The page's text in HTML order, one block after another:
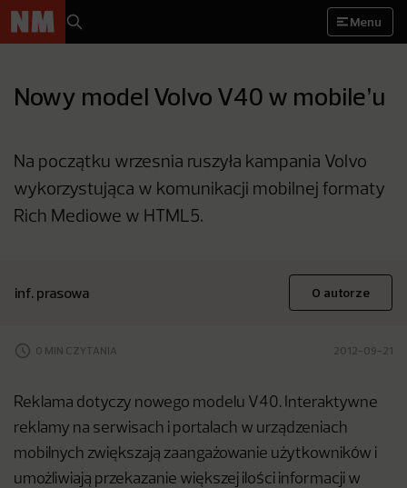
Menu
Nowy model Volvo V40 w mobile’u
Na początku wrzesnia ruszyła kampania Volvo
wykorzystująca w komunikacji mobilnej formaty
Rich Mediowe w HTML5.
inf. prasowa O autorze
0 MIN CZYTANIA 2012-09-21
Reklama dotyczy nowego modelu V40. Interaktywne
reklamy na serwisach i portalach w urządzeniach
mobilnych zwiększają zaangażowanie użytkowników i
umożliwiają przekazanie większej ilości informacji w